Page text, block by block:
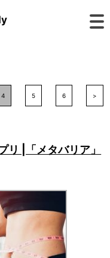
4 5 6 >
リ |「メタバリア」